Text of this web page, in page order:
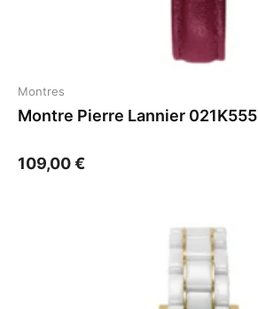
Montres
Montre Pierre Lannier 021K555
109,00€